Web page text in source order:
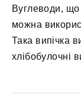
Вуглеводи, що
можна
Така випічка
хлібобулочні